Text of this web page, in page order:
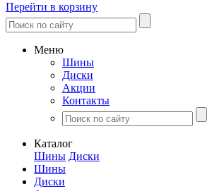
Перейти в корзину
Меню
Шины
Диски
Акции
Контакты
Каталог
Шины Диски
Шины
Диски